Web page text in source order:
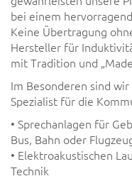
bei einem
Keine Übertragung
Hersteller für
mit Tradition und
Im Besonderen sind
Spezialist für die
• Sprechanlagen für
Bus, Bahn oder
• Elektroakustischen
Technik